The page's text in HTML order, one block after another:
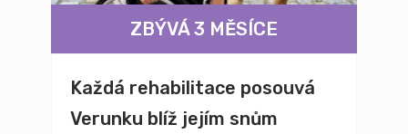
ZBÝVÁ 3 MĚSÍCE
Každá rehabilitace posouvá
Verunku blíž jejím snům